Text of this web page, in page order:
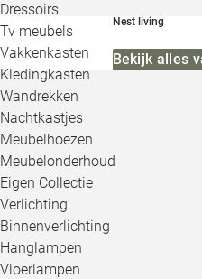
Dressoirs
Tv meubels
Vakkenkasten
Kledingkasten
Wandrekken
Nachtkastjes
Meubelhoezen
Meubelonderhoud
Eigen Collectie
Verlichting
Binnenverlichting
Hanglampen
Vloerlampen
Nest living
Bekijk alles